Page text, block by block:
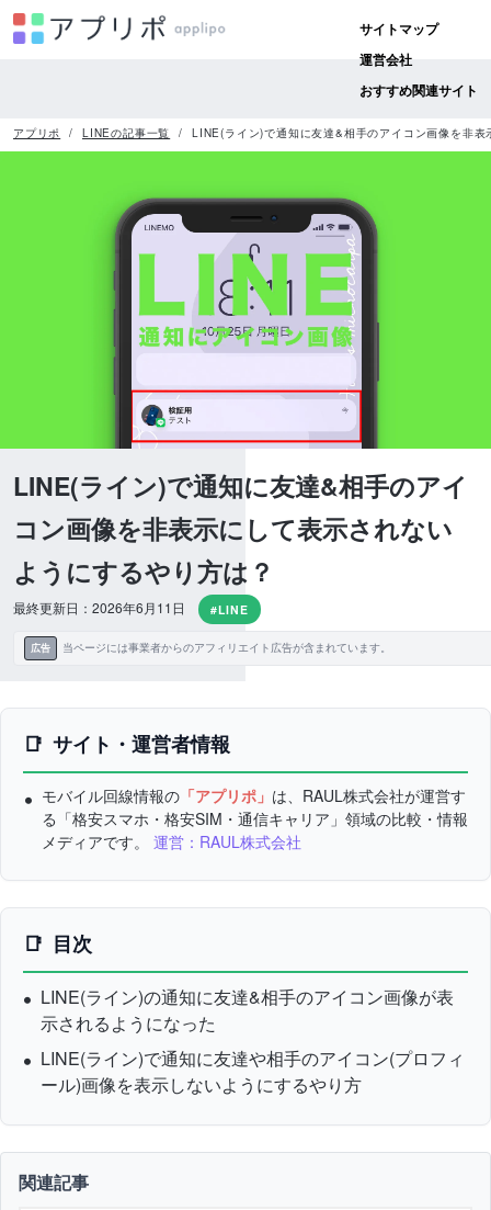
サイトマップ
運営会社
おすすめ関連サイト
アプリポ LINEの記事一覧 LINE(ライン)で通知に友達&相手のアイコン画像を非
LINE(ライン)で通知に友達&相手のアイ
コン画像を非表示にして表示されない
ようにするやり方は？
最終更新日：2026年6月11日 #LINE
広告 当ページには事業者からのアフィリエイト広告が含まれています。
サイト・運営者情報
モバイル回線情報の 「アプリポ」 は、RAUL株式会社が運営す
る「格安スマホ・格安SIM・通信キャリア」領域の比較・情報
メディアです。 運営：RAUL株式会社
目次
LINE(ライン)の通知に友達&相手のアイコン画像が表
示されるようになった
LINE(ライン)で通知に友達や相手のアイコン(プロフィ
ール)画像を表示しないようにするやり方
関連記事